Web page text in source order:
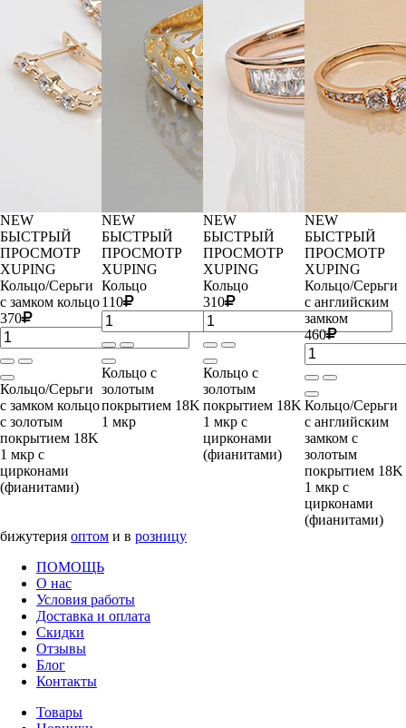
NEW
БЫСТРЫЙ
ПРОСМОТР
XUPING
Кольцо/Серьги
с замком кольцо
370
Кольцо/Серьги
с замком кольцо
с золотым
покрытием 18K
1 мкр с
цирконами
(фианитами)
NEW
БЫСТРЫЙ
ПРОСМОТР
XUPING
Кольцо
110
Кольцо с
золотым
покрытием 18K
1 мкр
NEW
БЫСТРЫЙ
ПРОСМОТР
XUPING
Кольцо
310
Кольцо с
золотым
покрытием 18K
1 мкр с
цирконами
(фианитами)
NEW
БЫСТРЫЙ
ПРОСМОТР
XUPING
Кольцо/Серьги
с английским
замком
460
Кольцо/Серьги
с английским
замком с
золотым
покрытием 18K
1 мкр с
цирконами
(фианитами)
бижутерия оптом и в розницу
ПОМОЩЬ
О нас
Условия работы
Доставка и оплата
Скидки
Отзывы
Блог
Контакты
Товары